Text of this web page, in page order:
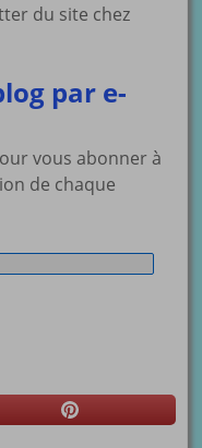
du site chez
par e-
vous abonner à
de chaque